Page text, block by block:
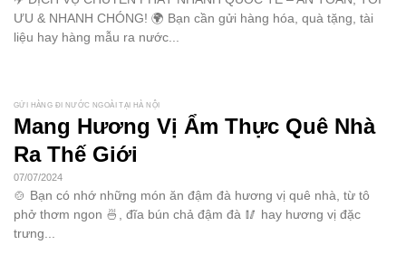
ƯU & NHANH CHÓNG! 🌍 Bạn cần gửi hàng hóa, quà tặng, tài
liệu hay hàng mẫu ra nước...
GỬI HÀNG ĐI NƯỚC NGOÀI TẠI HÀ NỘI
Mang Hương Vị Ẩm Thực Quê Nhà
Ra Thế Giới
07/07/2024
🍲 Bạn có nhớ những món ăn đậm đà hương vị quê nhà, từ tô
phở thơm ngon 🍜, đĩa bún chả đậm đà 🥢 hay hương vị đặc
trưng...